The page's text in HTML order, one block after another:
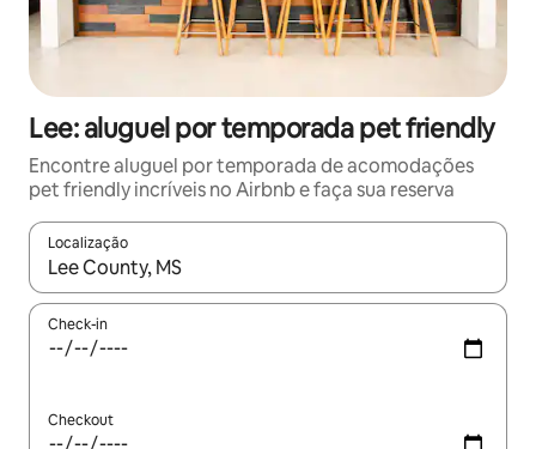
Lee: aluguel por temporada pet friendly
Encontre aluguel por temporada de acomodações
pet friendly incríveis no Airbnb e faça sua reserva
Localização
Quando os resultados estiverem disponíveis, explore-os
Check-in
Checkout